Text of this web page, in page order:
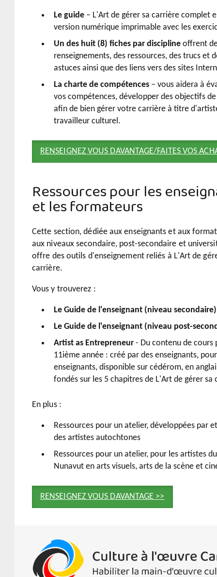
Le guide – L'Art de gérer sa carrière complet
version numérique imprimable avec les
Un des huit (8) fiches par discipline offrent
renseignements, des ressources, des trucs et
astuces ainsi que des liens vers des sites
La charte de compétences – vous aidera à
vos compétences, développer des objectifs
afin de bien gérer votre carrière à titre
travailleur culturel.
RENSEIGNEZ VOUS DAVANTAGE/FAITES VOS
Ressources pour les
et les formateurs
Cette section, dédiée aux enseignants et aux
aux niveaux secondaire, post-secondaire et
offre des outils d'enseignement reliés à L'Art de
carrière.
Vous y trouverez :
Le Guide de l'enseignant (niveau secondaire)
Le Guide de l'enseignant (niveau post-
Artist as Entrepreneur - Du contenu de cours
11ième année : créé par des enseignants,
enseignants, disponible sur cédérom, en
fondés sur les 5 chapitres de L'Art de gérer sa
En plus :
Ressources pour un atelier, développées par
des artistes autochtones
Ressources pour un atelier, pour les artistes du
Nunavut en arts visuels, arts de la scène et
RENSEIGNEZ VOUS DAVANTAGE >>